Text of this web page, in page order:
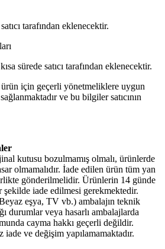
tarafından eklenecektir.
sürede satıcı tarafından eklenecektir.
için geçerli yönetmeliklere uygun
ve bu bilgiler satıcının
kutusu bozulmamış olmalı, ürünlerde
olmamalıdır. İade edilen ürün tüm yan
gönderilmelidir. Ürünlerin 14 günde
şekilde iade edilmesi gerekmektedir.
eşya, TV vb.) ambalajın teknik
durumlar veya hasarlı ambalajlarda
cayma hakkı geçerli değildir.
iade ve değişim yapılamamaktadır.